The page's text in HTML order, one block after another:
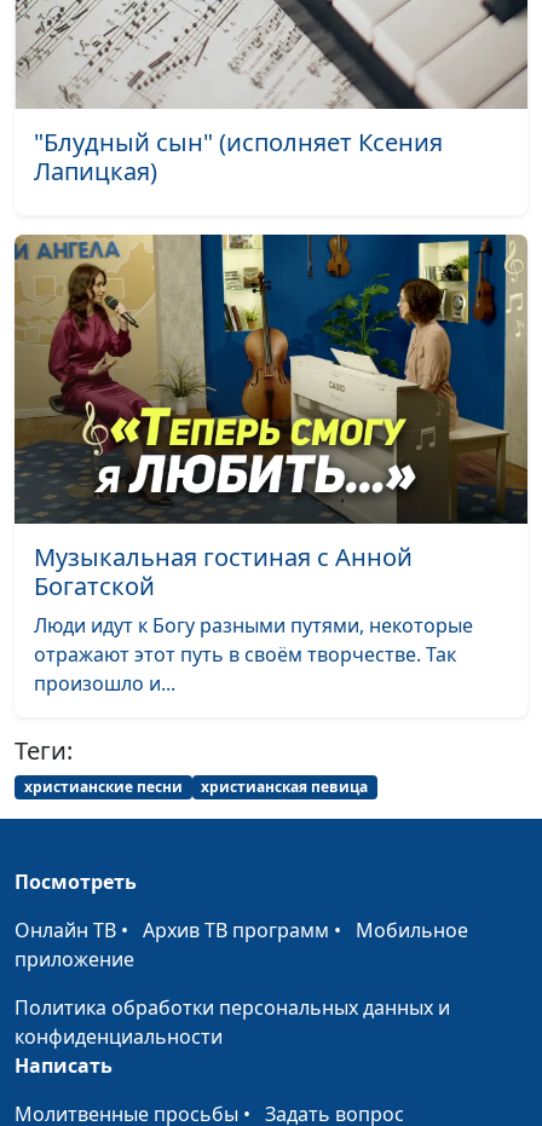
"Блудный сын" (исполняет Ксения
Лапицкая)
Музыкальная гостиная с Анной
Богатской
Люди идут к Богу разными путями, некоторые
отражают этот путь в своём творчестве. Так
произошло и...
Теги:
христианские песни христианская певица
Посмотреть
Онлайн ТВ • Архив ТВ программ • Мобильное
приложение
Политика обработки персональных данных и
конфиденциальности
Написать
Молитвенные просьбы • Задать вопрос